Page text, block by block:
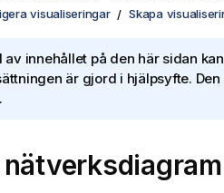
visualiseringar
Skapa
av innehållet på den här sidan
är gjord i hjälpsyfte.
nätverksdiagram